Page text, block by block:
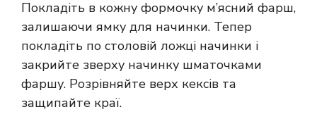
Покладіть в кожну формочку м’ясний фарш,
залишаючи ямку для начинки. Тепер
покладіть по столовій ложці начинки і
закрийте зверху начинку шматочками
фаршу. Розрівняйте верх кексів та
защипайте краї.